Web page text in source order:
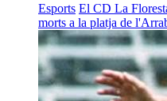
Esports El CD La
morts a la platja de